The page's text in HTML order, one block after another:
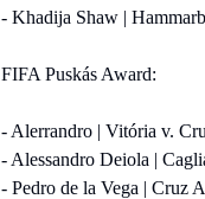
- Khadija Shaw |
FIFA Puskás Award:
- Alerrandro | Vitória v.
- Alessandro Deiola |
- Pedro de la Vega | Cruz